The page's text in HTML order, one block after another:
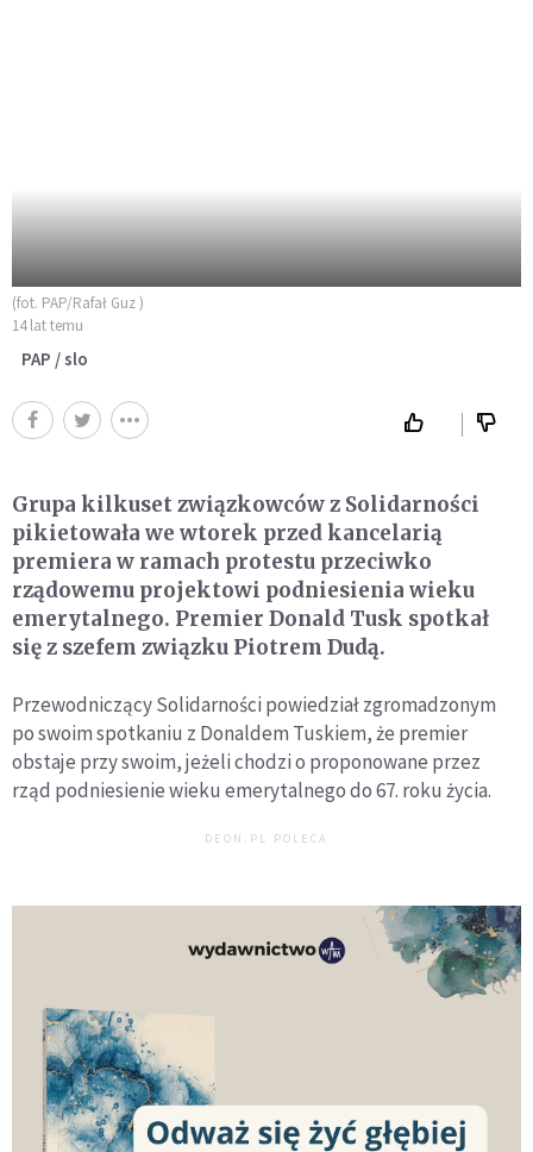
(fot. PAP/Rafał Guz )
14 lat temu
PAP / slo
Grupa kilkuset związkowców z Solidarności
pikietowała we wtorek przed kancelarią
premiera w ramach protestu przeciwko
rządowemu projektowi podniesienia wieku
emerytalnego. Premier Donald Tusk spotkał
się z szefem związku Piotrem Dudą.
Przewodniczący Solidarności powiedział zgromadzonym
po swoim spotkaniu z Donaldem Tuskiem, że premier
obstaje przy swoim, jeżeli chodzi o proponowane przez
rząd podniesienie wieku emerytalnego do 67. roku życia.
DEON.PL POLECA